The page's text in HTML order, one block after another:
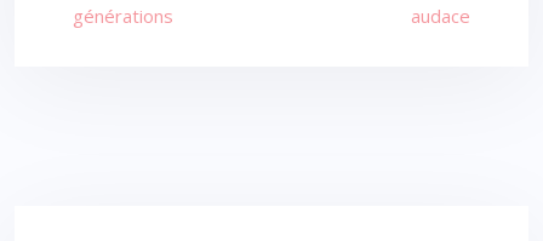
générations
audace